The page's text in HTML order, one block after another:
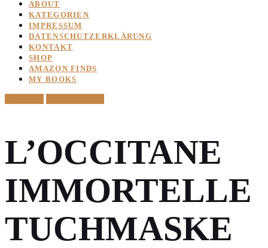
ABOUT
KATEGORIEN
IMPRESSUM
DATENSCHUTZERKLÄRUNG
KONTAKT
SHOP
AMAZON FINDS
MY BOOKS
L’OCCITANE
IMMORTELLE
TUCHMASKE